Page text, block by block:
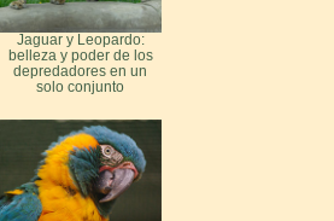
Jaguar y Leopardo:
belleza y poder de los
depredadores en un
solo conjunto